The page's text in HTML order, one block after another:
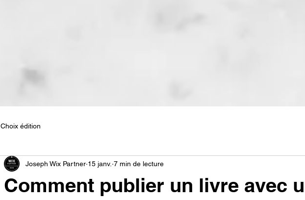
Choix édition
Comment publier un livre avec
Joseph Wix Partner 15 janv. 7 min de lecture